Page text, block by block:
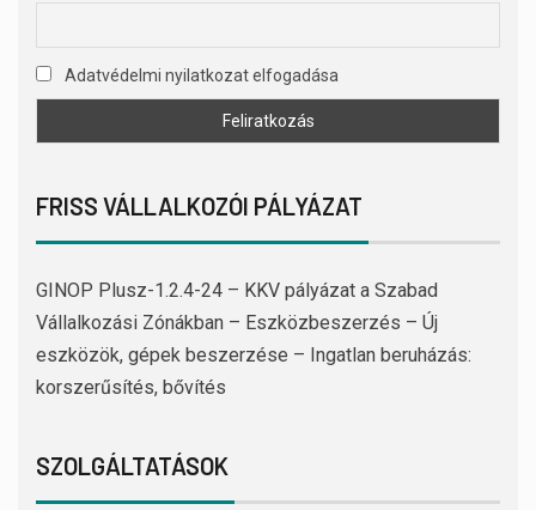
Adatvédelmi nyilatkozat elfogadása
FRISS VÁLLALKOZÓI PÁLYÁZAT
GINOP Plusz-1.2.4-24 – KKV pályázat a Szabad
Vállalkozási Zónákban – Eszközbeszerzés – Új
eszközök, gépek beszerzése – Ingatlan beruházás:
korszerűsítés, bővítés
SZOLGÁLTATÁSOK